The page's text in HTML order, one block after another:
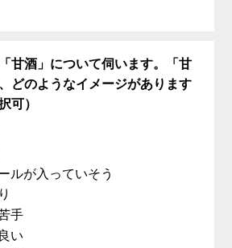
甘酒」について伺います。「甘
どのようなイメージがあります
可）
ルが入っていそう
手
い